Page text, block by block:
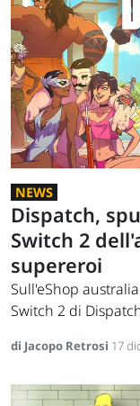
NEWS
Dispatch,
Switch 2
supereroi
Sull'eShop
Switch 2 di
di Jacopo Retrosi 17